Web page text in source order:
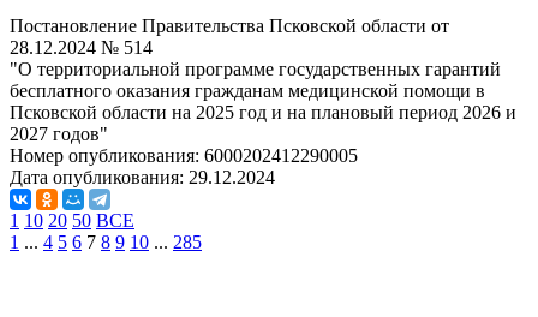
Постановление Правительства Псковской области от
28.12.2024 № 514
"О территориальной программе государственных гарантий
бесплатного оказания гражданам медицинской помощи в
Псковской области на 2025 год и на плановый период 2026 и
2027 годов"
Номер опубликования: 6000202412290005
Дата опубликования: 29.12.2024
1 10 20 50 ВСЕ
1 ... 4 5 6 7 8 9 10 ... 285